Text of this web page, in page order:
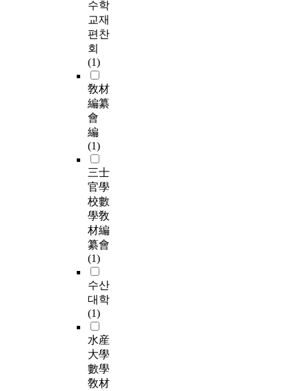
수학
교재
편찬
회
(1)
敎材
編纂
會
編
(1)
三士
官學
校數
學敎
材編
纂會
(1)
수산
대학
(1)
水産
大學
數學
敎材